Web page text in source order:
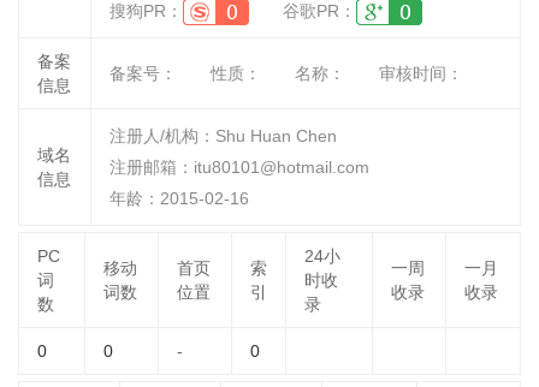
搜狗PR：
谷歌PR：
备案
信息
备案号： 性质： 名称： 审核时间：
域名
信息
注册人/机构：Shu Huan Chen
注册邮箱：itu80101@hotmail.com
年龄：2015-02-16
PC
词
数
移动
词数
首页
位置
索
引
24小
时收
录
一周
收录
一月
收录
0 0 - 0